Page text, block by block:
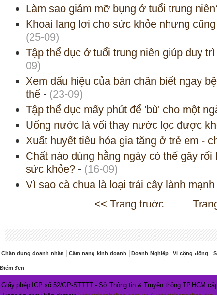
Làm sao giảm mỡ bụng ở tuổi trung
Khoai lang lợi cho sức khỏe nhưng
(25-09)
Tập thể dục ở tuổi trung niên giúp duy
09)
Xem dấu hiệu của bàn chân biết ngay
thể - (23-09)
Tập thể dục mấy phút để 'bù' cho một
Uống nước lá vối thay nước lọc được
Xuất huyết tiêu hóa gia tăng ở trẻ em -
Chất nào dùng hằng ngày có thể gây
sức khỏe? - (16-09)
Vì sao cà chua là loại trái cây lành
<< Trang truớc
Chân dung doanh nhân Cẩm nang kinh doanh Doanh Nghiệp Vì cộng đồng
Điểm đến
Giấy phép ICP số 52/GP-STTTT - Sở Thông tin & Truyền thông TP.HCM